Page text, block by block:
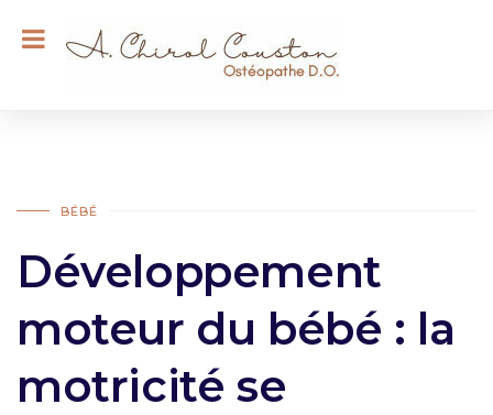
BÉBÉ
Développement
moteur du bébé : la
motricité se